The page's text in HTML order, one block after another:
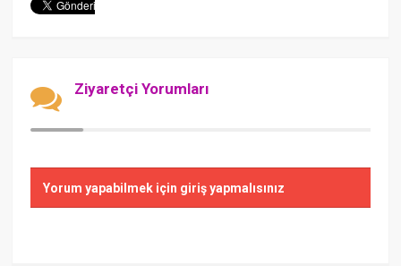
Ziyaretçi Yorumları
Yorum yapabilmek için giriş yapmalısınız